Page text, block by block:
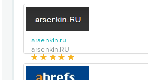
arsenkin.ru
arsenkin.RU